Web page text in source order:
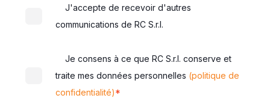
J'accepte de recevoir d'autres
communications de RC S.r.l.
Je consens à ce que RC S.r.l. conserve et
traite mes données personnelles (politique de
confidentialité)*